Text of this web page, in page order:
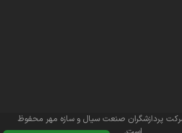
پردازشگران صنعت سیال و سازه مهر محفوظ